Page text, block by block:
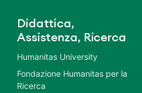
Didattica,
Assistenza, Ricerca
Humanitas University
Fondazione Humanitas per la
Ricerca